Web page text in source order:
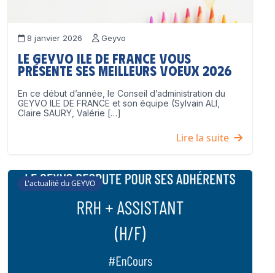
8 janvier 2026 Geyvo
Le GEYVO Ile de France vous
présente ses meilleurs voeux 2026
En ce début d’année, le Conseil d’administration du
GEYVO ILE DE FRANCE et son équipe (Sylvain ALI,
Claire SAURY, Valérie […]
Lire la suite
L'actualité du GEYVO